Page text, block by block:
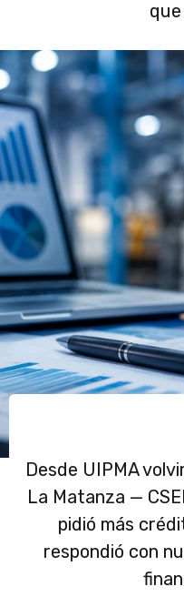
Desde UIPMA
La Matanza —
pidió más
respondió con